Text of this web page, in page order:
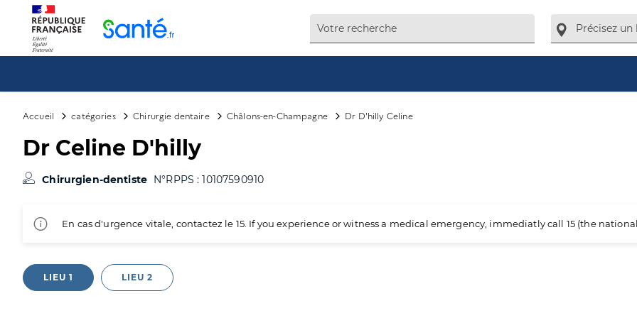
Accueil catégories Chirurgie dentaire Châlons-en-Champagne Dr D'hilly Celine
Dr Celine D'hilly
Chirurgien-dentiste N°RPPS : 10107590910
En cas d'urgence vitale, contactez le 15. If you experience or witness a medical emergency, immediatly call 15 (the
LIEU 1 LIEU 2
Panneau de gestion des cookies